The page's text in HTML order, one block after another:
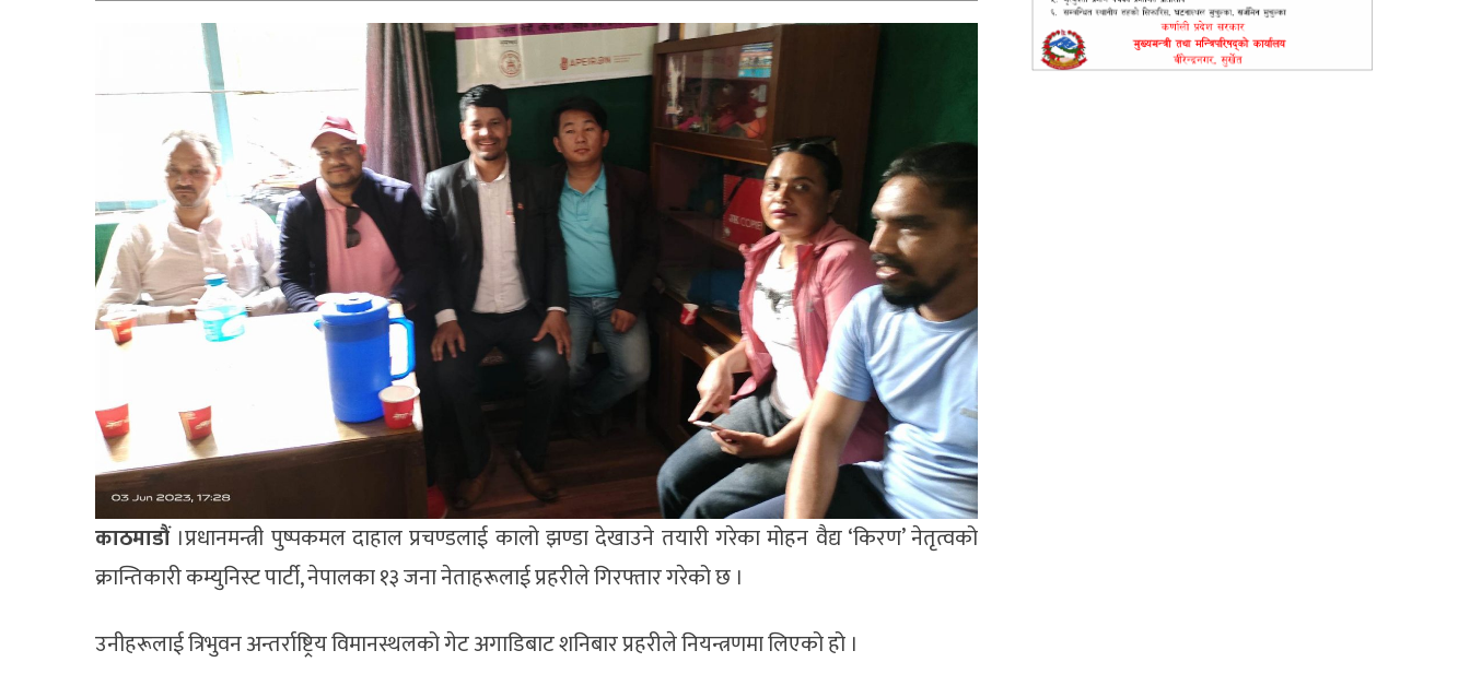
काठमाडौं।प्रधानमन्त्री पुष्पकमल दाहाल प्रचण्डलाई कालो झण्डा देखाउने तयारी गरेका मोहन वैद्य ‘किरण’ नेतृत्वको
क्रान्तिकारी कम्युनिस्ट पार्टी, नेपालका १३ जना नेताहरूलाई प्रहरीले गिरफ्तार गरेको छ ।
उनीहरूलाई त्रिभुवन अन्तर्राष्ट्रिय विमानस्थलको गेट अगाडिबाट शनिबार प्रहरीले नियन्त्रणमा लिएको हो ।